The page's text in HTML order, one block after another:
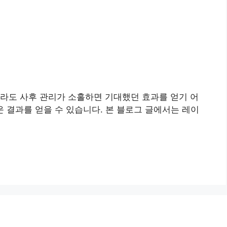
도 사후 관리가 소홀하면 기대했던 효과를 얻기 어
과를 얻을 수 있습니다. 본 블로그 글에서는 레이